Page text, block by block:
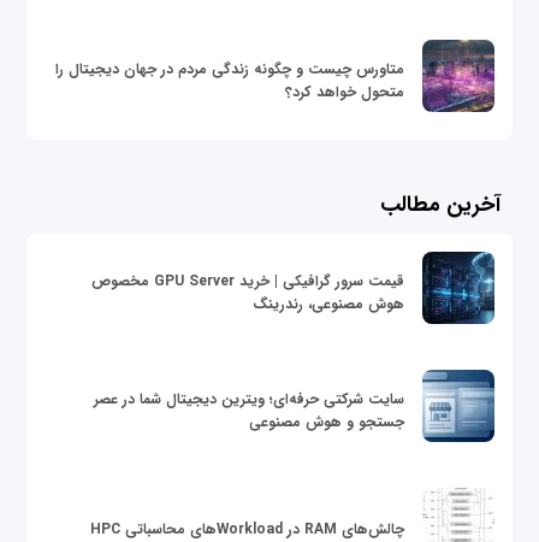
متاورس چیست و چگونه زندگی مردم در جهان دیجیتال را
متحول خواهد کرد؟
آخرین مطالب
قیمت سرور گرافیکی | خرید GPU Server مخصوص
هوش مصنوعی، رندرینگ
سایت شرکتی حرفه‌ای؛ ویترین دیجیتال شما در عصر
جستجو و هوش مصنوعی
چالش‌های RAM در Workloadهای محاسباتی HPC